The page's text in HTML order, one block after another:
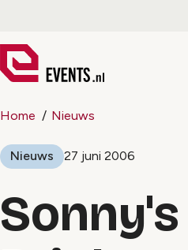
Home Nieuws
Nieuws 27 juni 2006